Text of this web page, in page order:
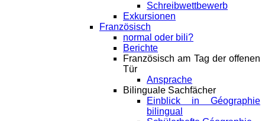
Schreibwettbewerb
Exkursionen
Französisch
normal oder bili?
Berichte
Französisch am Tag der offenen
Tür
Ansprache
Bilinguale Sachfächer
Einblick in Géographie
bilingual